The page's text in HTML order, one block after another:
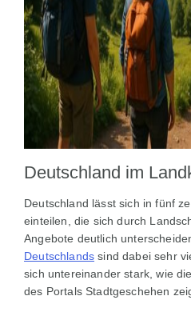
Deutschland im
Deutschland lässt sich in fünf
einteilen, die sich durch
Angebote deutlich
Deutschlands sind dabei sehr
sich untereinander stark, wie
des Portals Stadtgeschehen